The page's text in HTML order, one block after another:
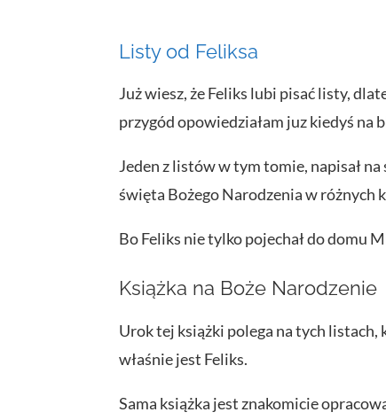
Listy od Feliksa
Już wiesz, że Feliks lubi pisać listy,
przygód opowiedziałam juz kiedyś na
Jeden z listów w tym tomie, napisał
święta Bożego Narodzenia w różnych
Bo Feliks nie tylko pojechał do domu
Książka na Boże Narodzenie
Urok tej książki polega na tych listach,
właśnie jest Feliks.
Sama książka jest znakomicie